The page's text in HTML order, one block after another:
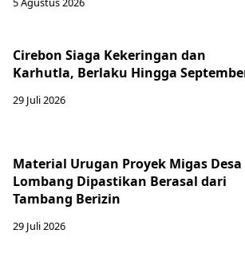
Cirebon Siaga Kekeringan dan
Karhutla, Berlaku Hingga
29 Juli 2026
Material Urugan Proyek Migas Desa
Lombang Dipastikan Berasal dari
Tambang Berizin
29 Juli 2026